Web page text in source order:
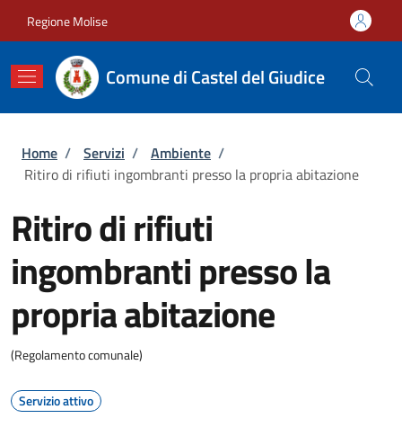
Regione Molise
Comune di Castel del Giudice
Briciole di pane
Home / Servizi / Ambiente /
Ritiro di rifiuti ingombranti presso la propria abitazione
Ritiro di rifiuti
ingombranti presso la
propria abitazione
(Regolamento comunale)
Servizio attivo